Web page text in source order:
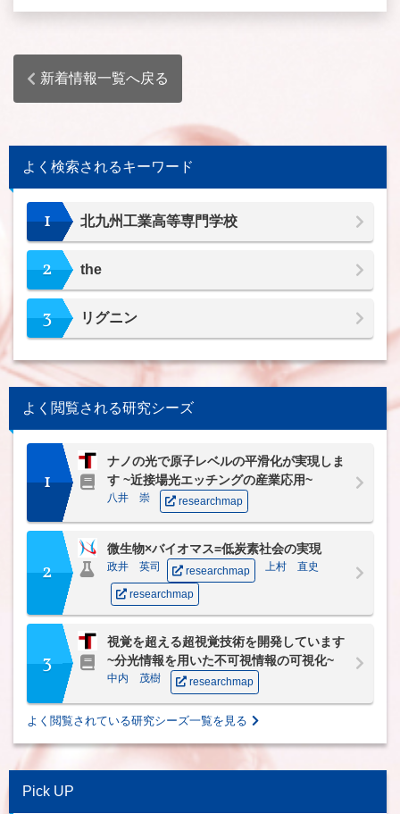
新着情報一覧へ戻る
よく検索されるキーワード
1 北九州工業高等専門学校
2 the
3 リグニン
よく閲覧される研究シーズ
1
ナノの光で原子レベルの平滑化が実現しま
す ~近接場光エッチングの産業応用~
八井 崇 researchmap
2
微生物×バイオマス=低炭素社会の実現
政井 英司 researchmap 上村 直史
researchmap
3
視覚を超える超視覚技術を開発しています
~分光情報を用いた不可視情報の可視化~
中内 茂樹 researchmap
よく閲覧されている研究シーズ一覧を見る
Pick UP